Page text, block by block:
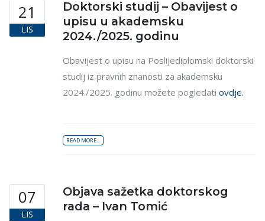
21
LIS
Doktorski studij – Obavijest o
upisu u akademsku
2024./2025. godinu
Obavijest o upisu na Poslijediplomski doktorski
studij iz pravnih znanosti za akademsku
2024./2025. godinu možete pogledati ovdje.
READ MORE...
07
LIS
Objava sažetka doktorskog
rada – Ivan Tomić